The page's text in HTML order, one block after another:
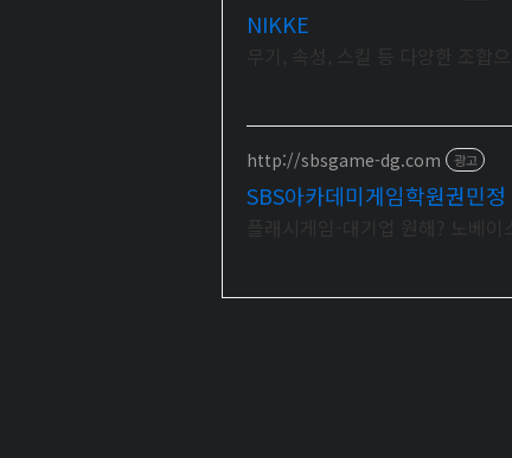
NIKKE
http://sbsgame-dg.com 광고
SBS아카데미게임학원권민정